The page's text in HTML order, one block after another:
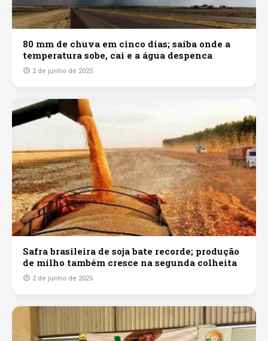
80 mm de chuva em cinco dias; saiba onde a
temperatura sobe, cai e a água despenca
2 de junho de 2025
Safra brasileira de soja bate recorde; produção
de milho também cresce na segunda colheita
2 de junho de 2025